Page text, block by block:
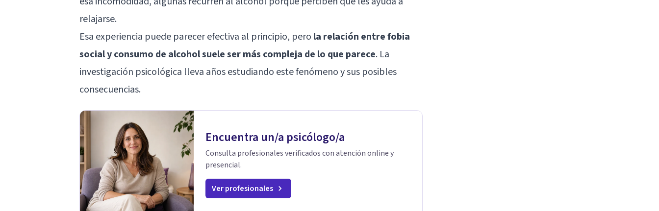
relajarse.
Esa experiencia puede parecer efectiva al principio, pero la relación entrefobia
socialy consumo de alcohol suele ser más compleja de lo que parece. La
investigación psicológica lleva años estudiando este fenómeno y sus posibles
consecuencias.
Encuentra un/a psicólogo/a
Consulta profesionales verificados con atención online y
presencial.
Ver profesionales